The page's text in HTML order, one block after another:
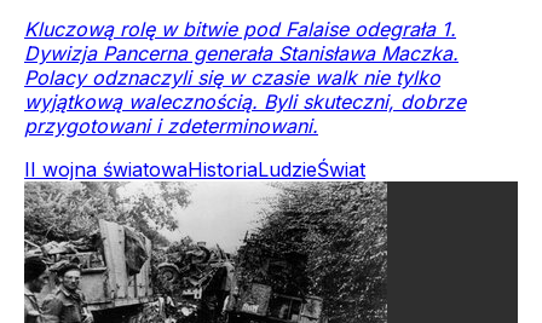
Kluczową rolę w bitwie pod Falaise odegrała 1.
Dywizja Pancerna generała Stanisława Maczka.
Polacy odznaczyli się w czasie walk nie tylko
wyjątkową walecznością. Byli skuteczni, dobrze
przygotowani i zdeterminowani.
II wojna światowaHistoriaLudzieŚwiat